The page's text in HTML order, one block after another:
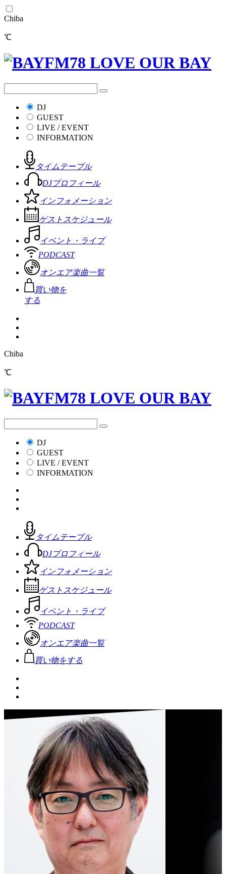
Chiba
℃
DJ
GUEST
LIVE / EVENT
INFORMATION
タイムテーブル
DJプロフィール
インフォメーション
ゲストスケジュール
イベント・ライブ
PODCAST
オンエア楽曲一覧
買い物を
する
Chiba
℃
DJ
GUEST
LIVE / EVENT
INFORMATION
タイムテーブル
DJプロフィール
インフォメーション
ゲストスケジュール
イベント・ライブ
PODCAST
オンエア楽曲一覧
買い物をする